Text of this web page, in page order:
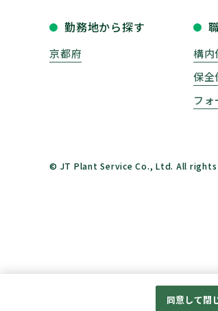
勤務地から探す
京都府 構内
保全
フ
© JT Plant Service Co., Ltd. All rights
同意して閉